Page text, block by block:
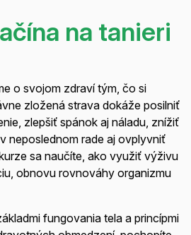
na tanieri
o svojom zdraví tým, čo si
zložená strava dokáže posilniť
zlepšiť spánok aj náladu, znížiť
neposlednom rade aj ovplyvniť
sa naučíte, ako využiť výživu
obnovu rovnováhy organizmu
fungovania tela a princípmi